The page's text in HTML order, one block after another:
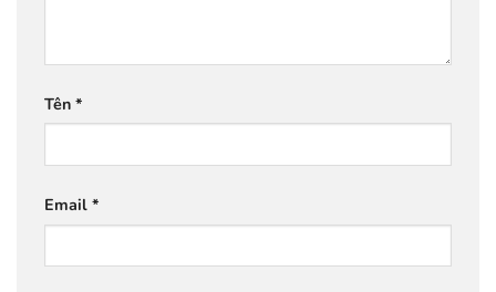
Tên *
Email *